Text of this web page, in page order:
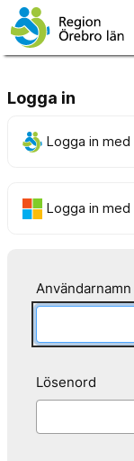
Logga in
Logga in med
Logga in med
Användarnamn
Lösenord